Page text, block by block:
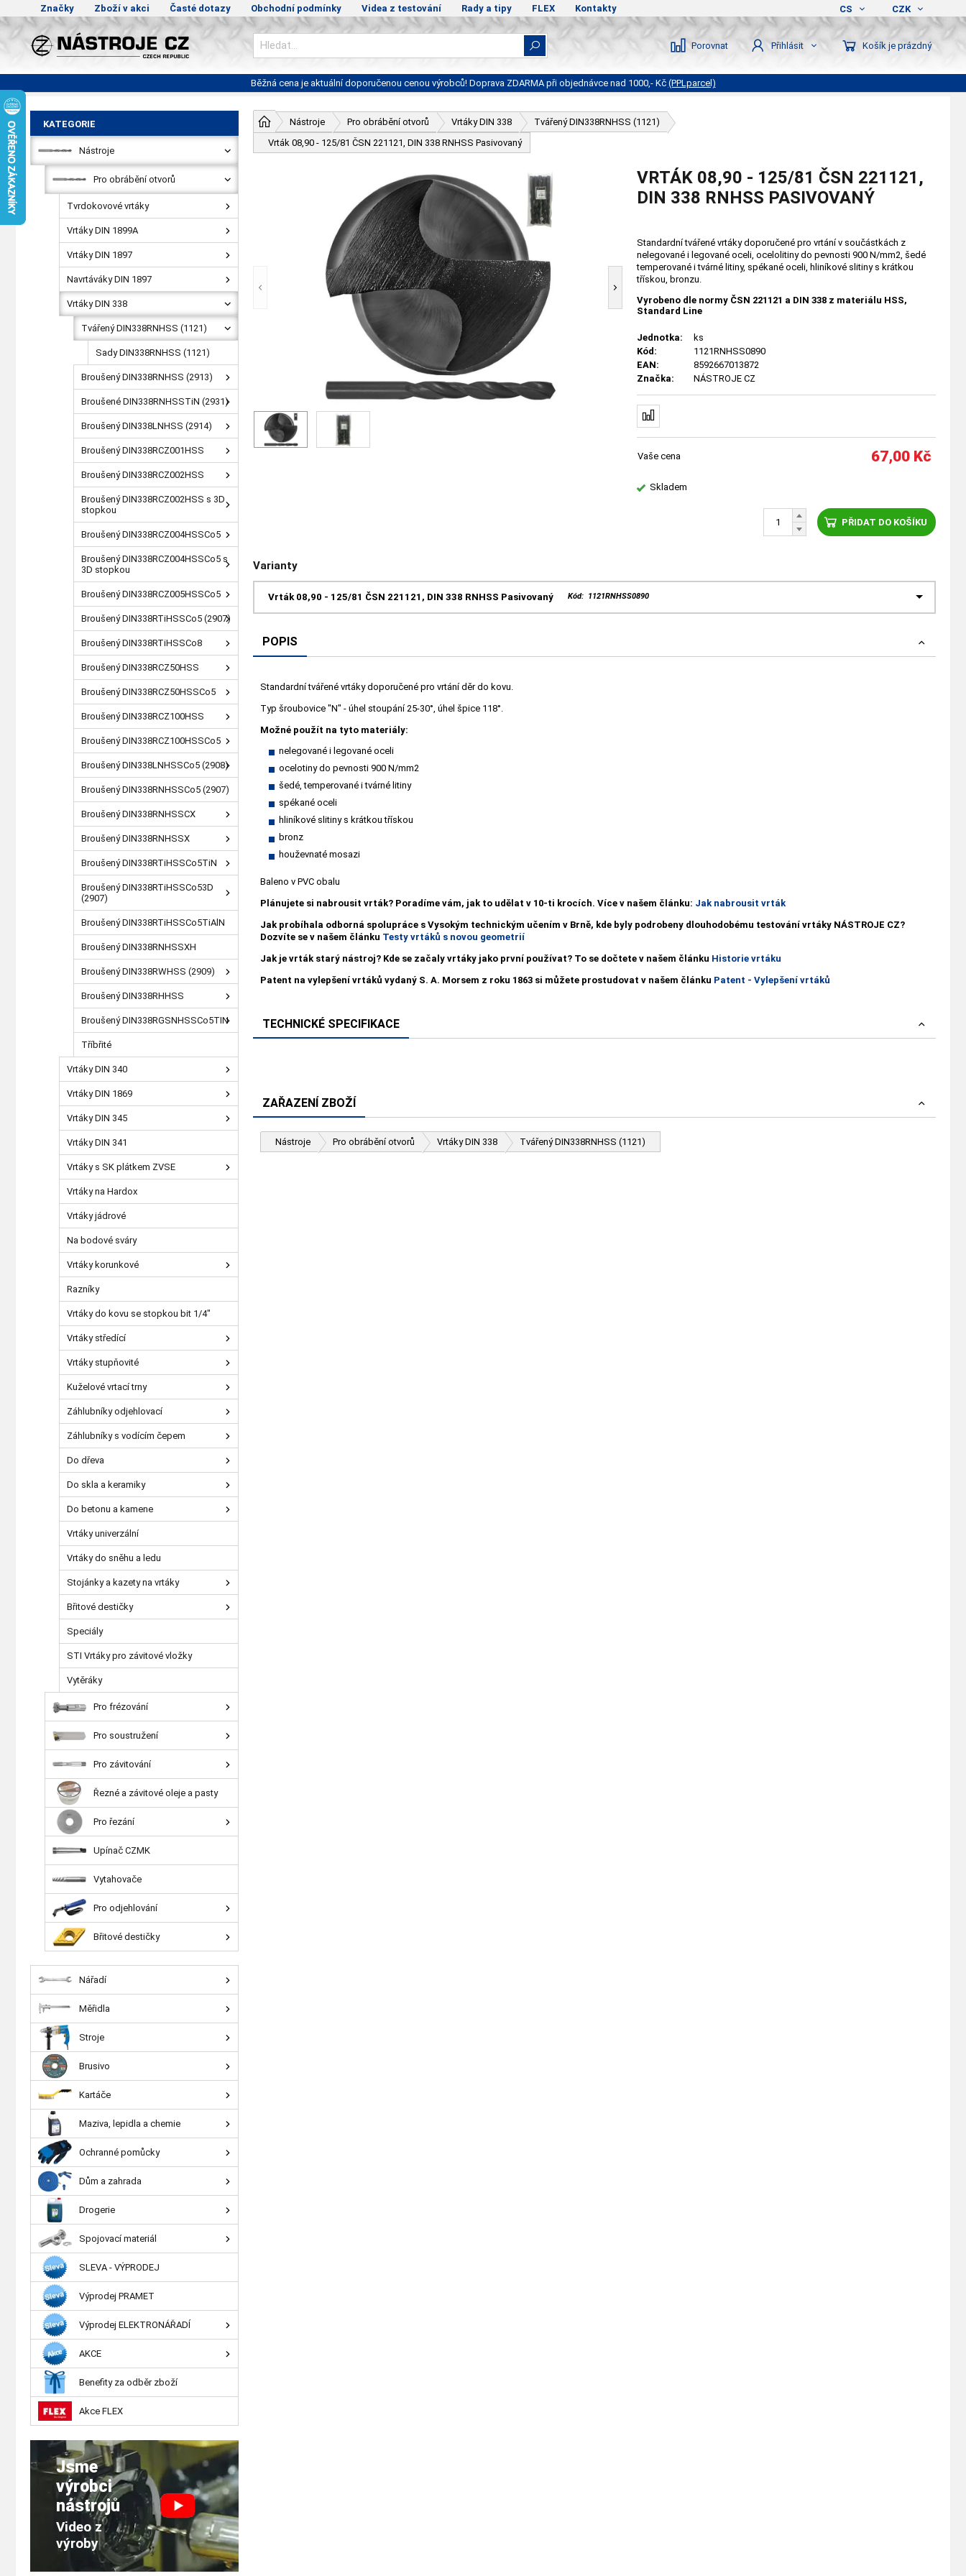
Značky Zboží v akci Časté dotazy Obchodní podmínky Videa z testování Rady a tipy FLEX Kontakty CS CZK
Porovnat Přihlásit Košík je prázdný
Běžná cena je aktuální doporučenou cenou výrobců! Doprava ZDARMA při objednávce nad 1000,- Kč (PPLparcel)
Nástroje Pro obrábění otvorů Vrtáky DIN 338
Tvářený DIN338RNHSS (1121)
Vrták 08,90 - 125/81 ČSN 221121, DIN 338 RNHSS Pasivovaný
VRTÁK 08,90 - 125/81 ČSN 221121,
DIN 338 RNHSS PASIVOVANÝ
Standardní tvářené vrtáky doporučené pro vrtání v součástkách z
nelegované i legované oceli, ocelolitiny do pevnosti 900 N/mm2, šedé
temperované i tvárné litiny, spékané oceli, hliníkové slitiny s krátkou
třískou, bronzu.
Vyrobeno dle normy ČSN 221121 a DIN 338 z materiálu HSS,
Standard Line
Jednotka:
ks
Kód:
1121RNHSS0890
EAN:
8592667013872
Značka:
NÁSTROJE CZ
Vaše cena 67,00Kč
Skladem
PŘIDAT DO KOŠÍKU
Varianty
Vrták 08,90 - 125/81 ČSN 221121, DIN 338 RNHSS Pasivovaný Kód: 1121RNHSS0890
POPIS
Standardní tvářené vrtáky doporučené pro vrtání děr do kovu.
Typ šroubovice "N" - úhel stoupání 25-30°, úhel špice 118°.
Možné použít na tyto materiály:
nelegované i legované oceli
ocelotiny do pevnosti 900 N/mm2
šedé, temperované i tvárné litiny
spékané oceli
hliníkové slitiny s krátkou třískou
bronz
houževnaté mosazi
Baleno v PVC obalu
Plánujete si nabrousit vrták? Poradíme vám, jak to udělat v 10-ti krocích. Více v našem článku: Jak nabrousit vrták
Jak probíhala odborná spolupráce s Vysokým technickým učením v Brně, kde byly podrobeny dlouhodobému testování vrtáky NÁSTROJE CZ?
Dozvíte se v našem článku Testy vrtáků s novou geometrií
Jak je vrták starý nástroj? Kde se začaly vrtáky jako první používat? To se dočtete v našem článku Historie vrtáku
Patent na vylepšení vrtáků vydaný S. A. Morsem z roku 1863 si můžete prostudovat v našem článku Patent - Vylepšení vrtáků
TECHNICKÉ SPECIFIKACE
ZAŘAZENÍ ZBOŽÍ
Nástroje Pro obrábění otvorů Vrtáky DIN 338 Tvářený DIN338RNHSS (1121)
KATEGORIE
Nástroje
Pro obrábění otvorů
Tvrdokovové vrtáky
Vrtáky DIN 1899A
Vrtáky DIN 1897
Navrtáváky DIN 1897
Vrtáky DIN 338
Tvářený DIN338RNHSS (1121)
Sady DIN338RNHSS (1121)
Broušený DIN338RNHSS (2913)
Broušené DIN338RNHSSTiN (2931)
Broušený DIN338LNHSS (2914)
Broušený DIN338RCZ001HSS
Broušený DIN338RCZ002HSS
Broušený DIN338RCZ002HSS s 3D
stopkou
Broušený DIN338RCZ004HSSCo5
Broušený DIN338RCZ004HSSCo5 s
3D stopkou
Broušený DIN338RCZ005HSSCo5
Broušený DIN338RTiHSSCo5 (2907)
Broušený DIN338RTiHSSCo8
Broušený DIN338RCZ50HSS
Broušený DIN338RCZ50HSSCo5
Broušený DIN338RCZ100HSS
Broušený DIN338RCZ100HSSCo5
Broušený DIN338LNHSSCo5 (2908)
Broušený DIN338RNHSSCo5 (2907)
Broušený DIN338RNHSSCX
Broušený DIN338RNHSSX
Broušený DIN338RTiHSSCo5TiN
Broušený DIN338RTiHSSCo53D
(2907)
Broušený DIN338RTiHSSCo5TiAlN
Broušený DIN338RNHSSXH
Broušený DIN338RWHSS (2909)
Broušený DIN338RHHSS
Broušený DIN338RGSNHSSCo5TIN
Tříbřité
Vrtáky DIN 340
Vrtáky DIN 1869
Vrtáky DIN 345
Vrtáky DIN 341
Vrtáky s SK plátkem ZVSE
Vrtáky na Hardox
Vrtáky jádrové
Na bodové sváry
Vrtáky korunkové
Razníky
Vrtáky do kovu se stopkou bit 1/4"
Vrtáky středící
Vrtáky stupňovité
Kuželové vrtací trny
Záhlubníky odjehlovací
Záhlubníky s vodícím čepem
Do dřeva
Do skla a keramiky
Do betonu a kamene
Vrtáky univerzální
Vrtáky do sněhu a ledu
Stojánky a kazety na vrtáky
Břitové destičky
Speciály
STI Vrtáky pro závitové vložky
Vytěráky
Pro frézování
Pro soustružení
Pro závitování
Řezné a závitové oleje a pasty
Pro řezání
Upínač CZMK
Vytahovače
Pro odjehlování
Břitové destičky
Nářadí
Měřidla
Stroje
Brusivo
Kartáče
Maziva, lepidla a chemie
Ochranné pomůcky
Dům a zahrada
Drogerie
Spojovací materiál
SLEVA - VÝPRODEJ
Výprodej PRAMET
Výprodej ELEKTRONÁŘADÍ
AKCE
Benefity za odběr zboží
Akce FLEX
Jsme
výrobci
nástrojů
Video z
výroby